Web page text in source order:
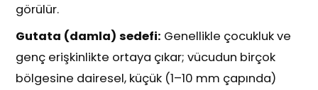
görülür.
Gutata (damla) sedefi: Genellikle çocukluk ve
genç erişkinlikte ortaya çıkar; vücudun birçok
bölgesine dairesel, küçük (1–10 mm çapında)